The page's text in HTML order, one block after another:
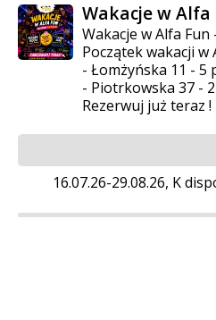
Wakacje w Alfa
Wakacje w Alfa
Początek wakacji w
- Łomżyńska 11 - 5
- Piotrkowska 37 -
Rezerwuj już teraz !
16.07.26-29.08.26, K